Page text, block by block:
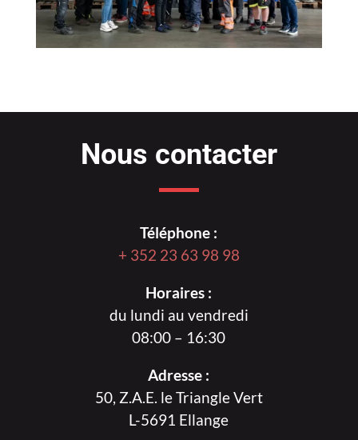
Nous contacter
Téléphone :
+ 352 23 63 98 98
Horaires :
du lundi au vendredi
08:00 – 16:30
Adresse :
50, Z.A.E. le Triangle Vert
L-5691 Ellange